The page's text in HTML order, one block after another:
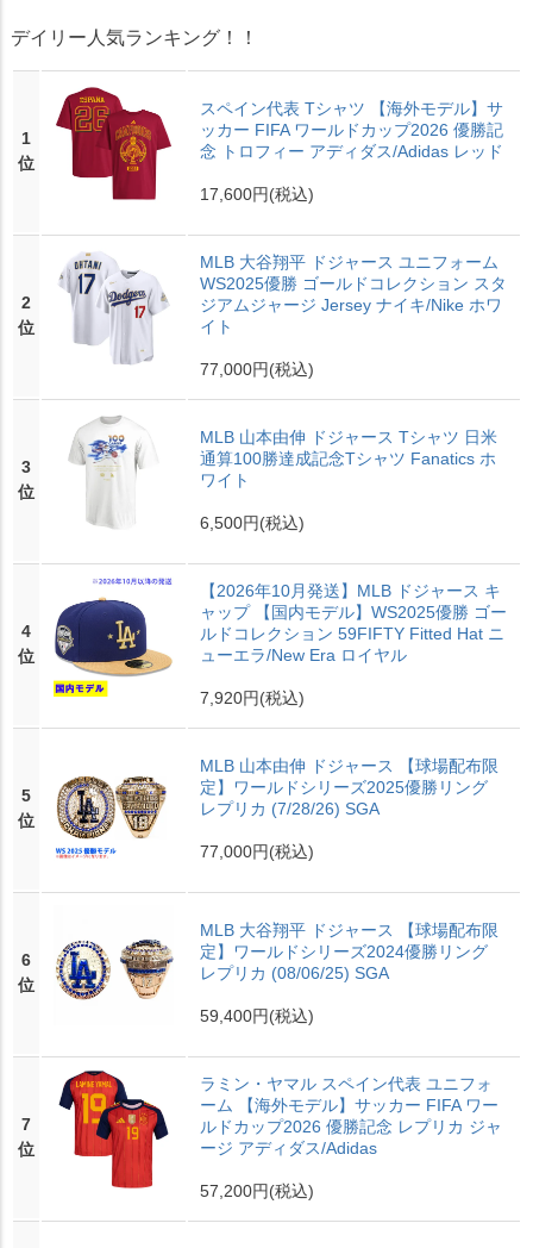
デイリー人気ランキング！！
1
位
スペイン代表 Tシャツ 【海外モデル】サ
ッカー FIFA ワールドカップ2026 優勝記
念 トロフィー アディダス/Adidas レッド
17,600円(税込)
2
位
MLB 大谷翔平 ドジャース ユニフォーム
WS2025優勝 ゴールドコレクション スタ
ジアムジャージ Jersey ナイキ/Nike ホワ
イト
77,000円(税込)
3
位
MLB 山本由伸 ドジャース Tシャツ 日米
通算100勝達成記念Tシャツ Fanatics ホ
ワイト
6,500円(税込)
4
位
【2026年10月発送】MLB ドジャース キ
ャップ 【国内モデル】WS2025優勝 ゴー
ルドコレクション 59FIFTY Fitted Hat ニ
ューエラ/New Era ロイヤル
7,920円(税込)
5
位
MLB 山本由伸 ドジャース 【球場配布限
定】ワールドシリーズ2025優勝リング
レプリカ (7/28/26) SGA
77,000円(税込)
6
位
MLB 大谷翔平 ドジャース 【球場配布限
定】ワールドシリーズ2024優勝リング
レプリカ (08/06/25) SGA
59,400円(税込)
7
位
ラミン・ヤマル スペイン代表 ユニフォ
ーム 【海外モデル】サッカー FIFA ワー
ルドカップ2026 優勝記念 レプリカ ジャ
ージ アディダス/Adidas
57,200円(税込)